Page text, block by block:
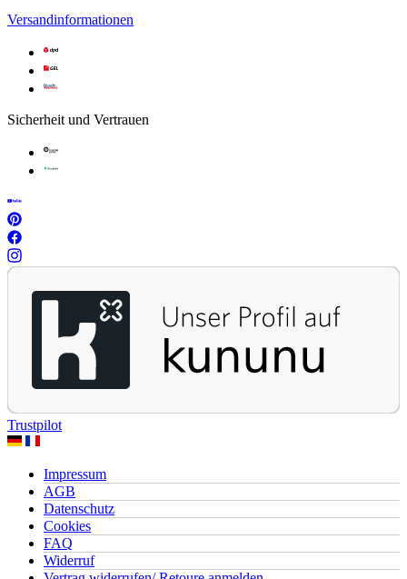
Versandinformationen
Sicherheit und Vertrauen
Trustpilot
Impressum
AGB
Datenschutz
Cookies
FAQ
Widerruf